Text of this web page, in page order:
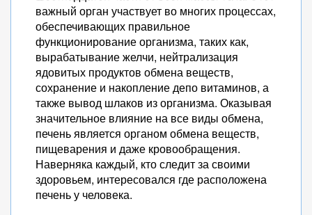
важный орган участвует во многих процессах,
обеспечивающих правильное
функционирование организма, таких как,
вырабатывание желчи, нейтрализация
ядовитых продуктов обмена веществ,
сохранение и накопление депо витаминов, а
также вывод шлаков из организма. Оказывая
значительное влияние на все виды обмена,
печень является органом обмена веществ,
пищеварения и даже кровообращения.
Наверняка каждый, кто следит за своими
здоровьем, интересовался где расположена
печень у человека.